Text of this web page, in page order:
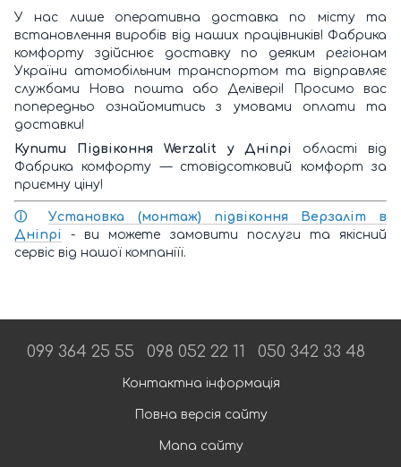
У нас лише оперативна доставка по місту та
встановлення виробів від наших працівників! Фабрика
комфорту здійснює доставку по деяким регіонам
України атомобільним транспортом та відправляє
службами Нова пошта або Делівері! Просимо вас
попередньо ознайомитись з умовами оплати та
доставки!
Купити Підвіконня Werzalit
у Дніпрі
області від
Фабрика комфорту — стовідсотковий комфорт за
приємну ціну!
ⓘУстановка (монтаж) підвіконня Верзаліт в
Дніпрі
- ви можете замовити послуги та якісний
сервіс від нашої компаніїї.
099 364 25 55 098 052 22 11 050 342 33 48
Контактна інформація
Повна версія сайту
Мапа сайту